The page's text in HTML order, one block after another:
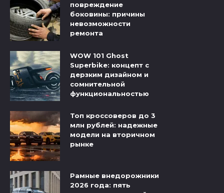
повреждение
боковины: причины
невозможности
ремонта
WOW 101 Ghost
Superbike: концепт с
дерзким дизайном и
сомнительной
функциональностью
Топ кроссоверов до 3
млн рублей: надежные
модели на вторичном
рынке
Рамные внедорожники
2026 года: пять